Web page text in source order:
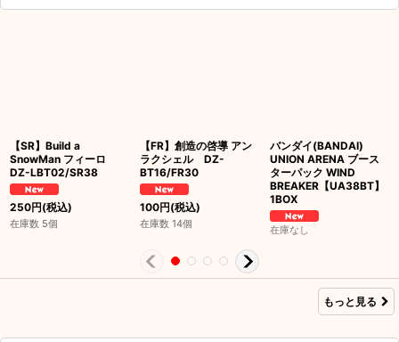
【SR】Build a
SnowMan フィーロ
DZ-LBT02/SR38
250円(税込)
在庫数 5個
【FR】創造の啓導 アン
ラクシェル DZ-
BT16/FR30
100円(税込)
在庫数 14個
バンダイ(BANDAI)
UNION ARENA ブース
ターパック WIND
BREAKER【UA38BT】
1BOX
在庫なし
もっと見る